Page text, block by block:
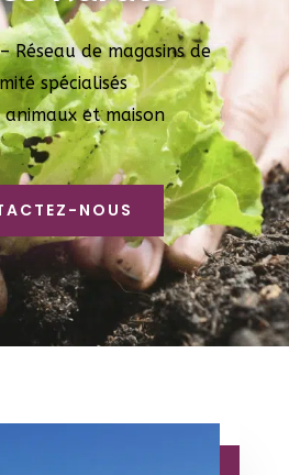
Réseau de magasins de
spécialisés
et maison
NOUS